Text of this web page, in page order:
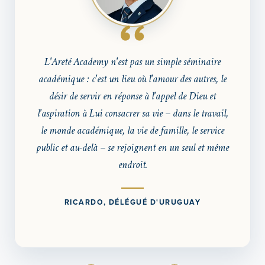
L'Areté Academy est transformatrice au sens le plus
vrai du terme : elle vous équipe, vous donne de
l'audace et vous renvoie dans le monde avec clarté
et conviction pour agir.
MONICA, DÉLÉGUÉE DU HONDURAS